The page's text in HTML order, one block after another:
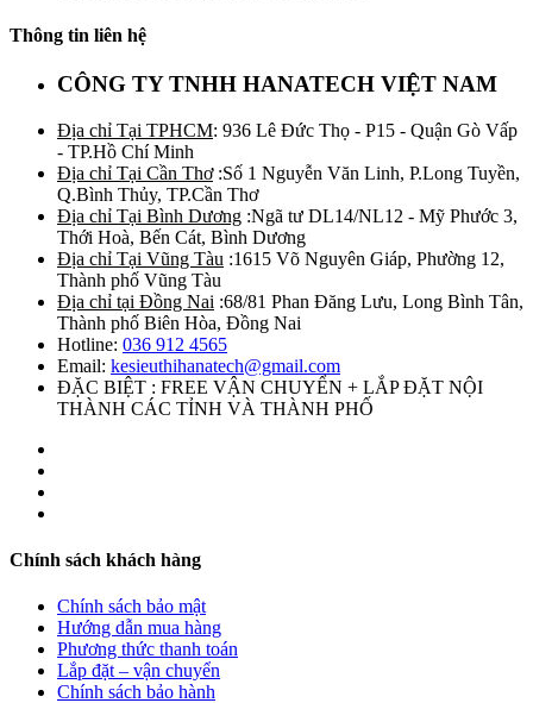
Thông tin liên hệ
CÔNG TY TNHH HANATECH VIỆT NAM
Địa chỉ Tại TPHCM: 936 Lê Đức Thọ - P15 - Quận Gò Vấp
- TP.Hồ Chí Minh
Địa chỉ Tại Cần Thơ:Số 1 Nguyễn Văn Linh, P.Long Tuyền,
Q.Bình Thủy, TP.Cần Thơ
Địa chỉ Tại Bình Dương :Ngã tư DL14/NL12 - Mỹ Phước 3,
Thới Hoà, Bến Cát, Bình Dương
Địa chỉ Tại Vũng Tàu :1615 Võ Nguyên Giáp, Phường 12,
Thành phố Vũng Tàu
Địa chỉ tại Đồng Nai :68/81 Phan Đăng Lưu, Long Bình Tân,
Thành phố Biên Hòa, Đồng Nai
Hotline: 036 912 4565
Email: kesieuthihanatech@gmail.com
ĐẶC BIỆT : FREE VẬN CHUYỂN + LẮP ĐẶT NỘI
THÀNH CÁC TỈNH VÀ THÀNH PHỐ
Chính sách khách hàng
Chính sách bảo mật
Hướng dẫn mua hàng
Phương thức thanh toán
Lắp đặt – vận chuyển
Chính sách bảo hành